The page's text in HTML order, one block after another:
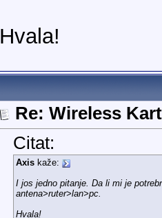
Hvala!
Re: Wireless
Citat:
Axiskaže:
I jos jedno pitanje. Da li mi je
antena>ruter>lan>pc.
Hvala!